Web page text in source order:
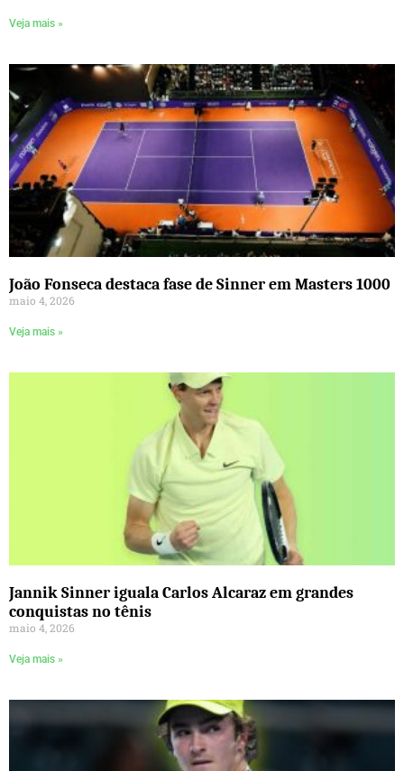
Veja mais »
João Fonseca destaca fase de Sinner em Masters 1000
maio 4, 2026
Veja mais »
Jannik Sinner iguala Carlos Alcaraz em grandes
conquistas no tênis
maio 4, 2026
Veja mais »